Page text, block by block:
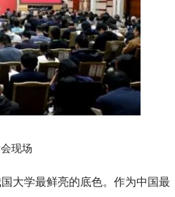
现场
大学最鲜亮的底色。作为中国最